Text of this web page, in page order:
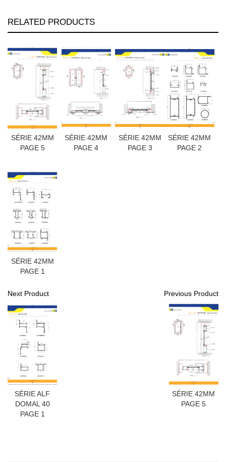
RELATED PRODUCTS
SÉRIE 42MM
PAGE 5
SÉRIE 42MM
PAGE 4
SÉRIE 42MM
PAGE 3
SÉRIE 42MM
PAGE 2
SÉRIE 42MM
PAGE 1
Next Product
SÉRIE ALF
DOMAL 40
PAGE 1
Previous Product
SÉRIE 42MM
PAGE 5